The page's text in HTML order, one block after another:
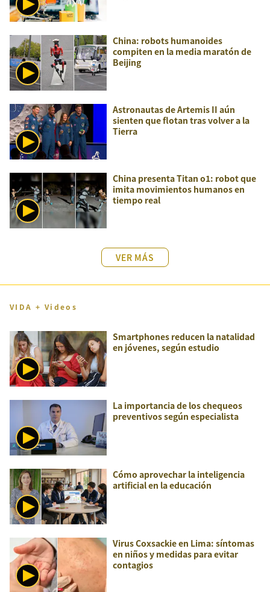
China: robots humanoides
compiten en la media maratón de
Beijing
Astronautas de Artemis II aún
sienten que flotan tras volver a la
Tierra
China presenta Titan o1: robot que
imita movimientos humanos en
tiempo real
VER MÁS
VIDA + Videos
Smartphones reducen la natalidad
en jóvenes, según estudio
La importancia de los chequeos
preventivos según especialista
Cómo aprovechar la inteligencia
artificial en la educación
Virus Coxsackie en Lima: síntomas
en niños y medidas para evitar
contagios